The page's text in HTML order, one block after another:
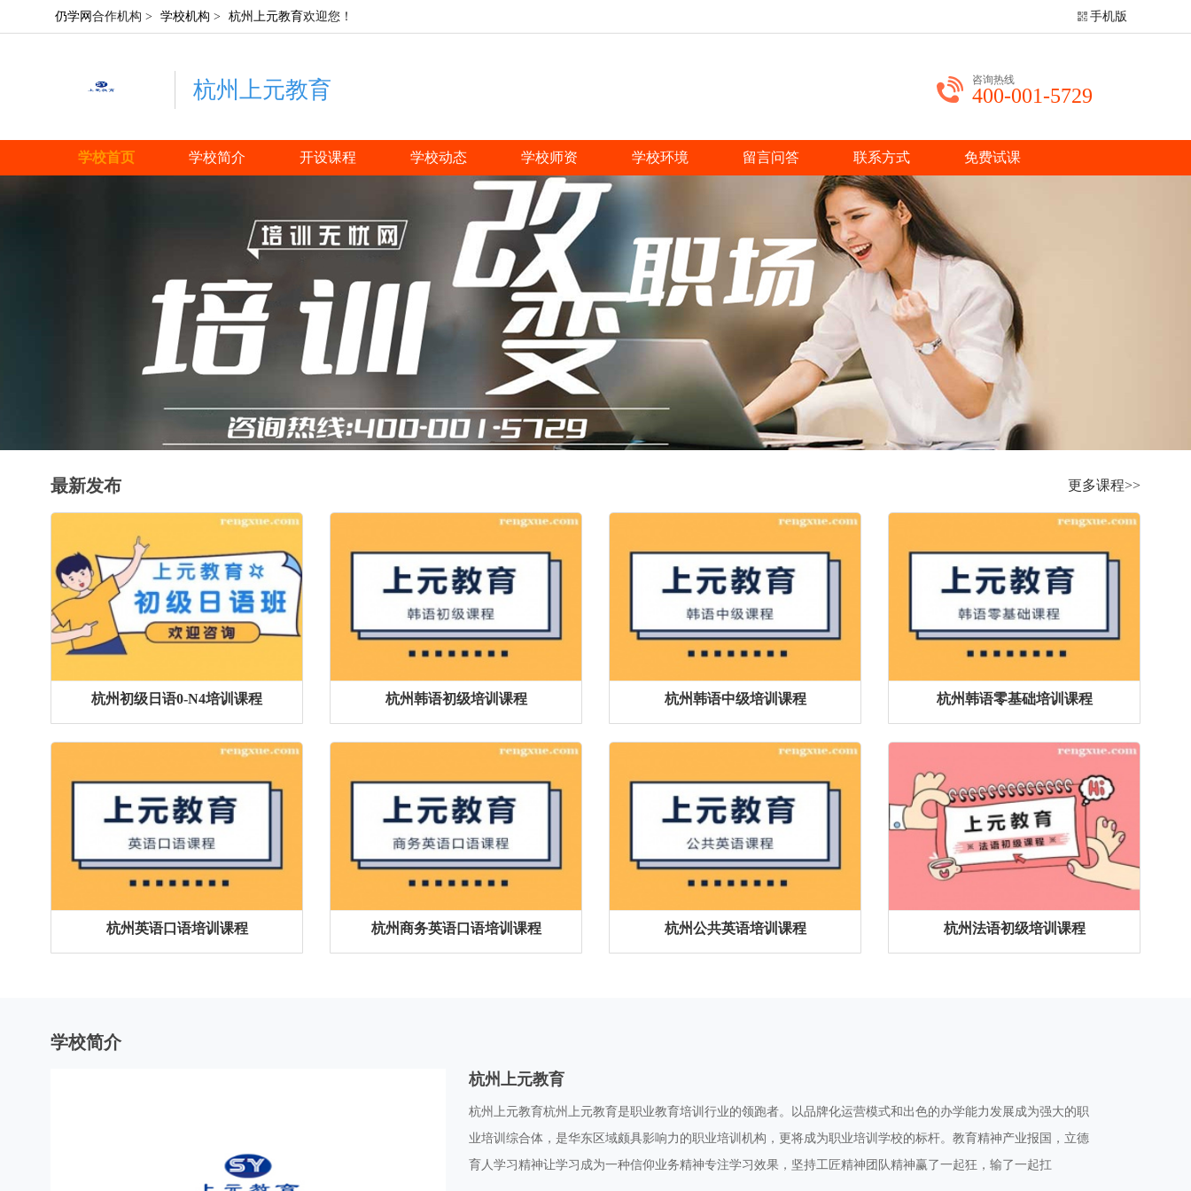
仍学网 合作机构 > 学校机构 > 杭州上元教育欢迎您！ 手机版
杭州上元教育 咨询热线
400-001-5729
学校首页 学校简介 开设课程 学校动态 学校师资 学校环境 留言问答 联系方式 免费试课
最新发布 更多课程>>
杭州初级日语0-N4培训课程 杭州韩语初级培训课程 杭州韩语中级培训课程 杭州韩语零基础培训课程
杭州英语口语培训课程 杭州商务英语口语培训课程 杭州公共英语培训课程 杭州法语初级培训课程
学校简介
杭州上元教育
杭州上元教育杭州上元教育是职业教育培训行业的领跑者。以品牌化运营模式和出色的办学能力发展成为强大的职
业培训综合体，是华东区域颇具影响力的职业培训机构，更将成为职业培训学校的标杆。教育精神产业报国，立德
育人学习精神让学习成为一种信仰业务精神专注学习效果，坚持工匠精神团队精神赢了一起狂，输了一起扛